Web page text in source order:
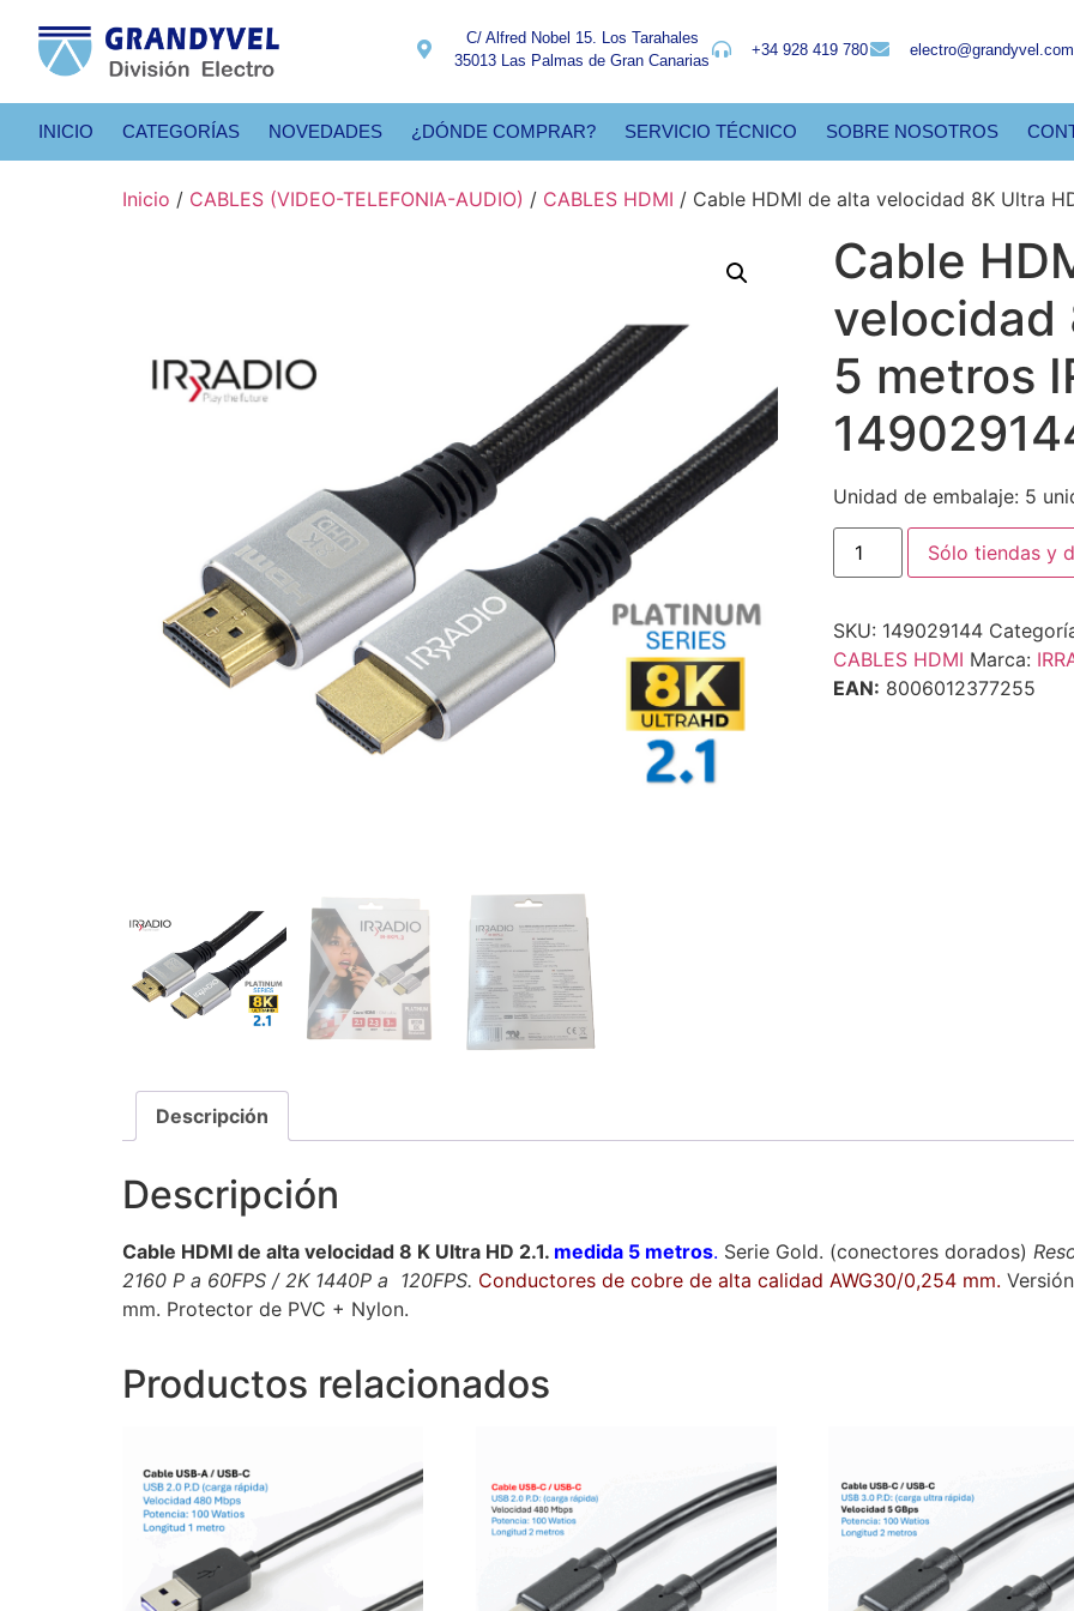
C/ Alfred Nobel 15. Los Tarahales
35013 Las Palmas de Gran Canarias
+34 928 419 780 electro@grandyvel.com
INICIO CATEGORÍAS NOVEDADES ¿DÓNDE COMPRAR? SERVICIO TÉCNICO SOBRE NOSOTROS
Inicio / CABLES (VIDEO-TELEFONIA-AUDIO) / CABLES HDMI / Cable HDMI de alta velocidad 8K Ultra
Cable
velocidad
5 metros
Unidad de embalaje: 5
Sólo tiendas y
SKU: 149029144
CABLES HDMI Marca:
EAN: 8006012377255
Descripción
Descripción
Cable HDMI de alta velocidad 8 K Ultra HD 2.1. medida 5 metros. Serie Gold. (conectores dorados)
2160 P a 60FPS / 2K 1440P a 120FPS. Conductores de cobre de alta calidad AWG30/0,254 mm.
mm. Protector de PVC + Nylon.
Productos relacionados